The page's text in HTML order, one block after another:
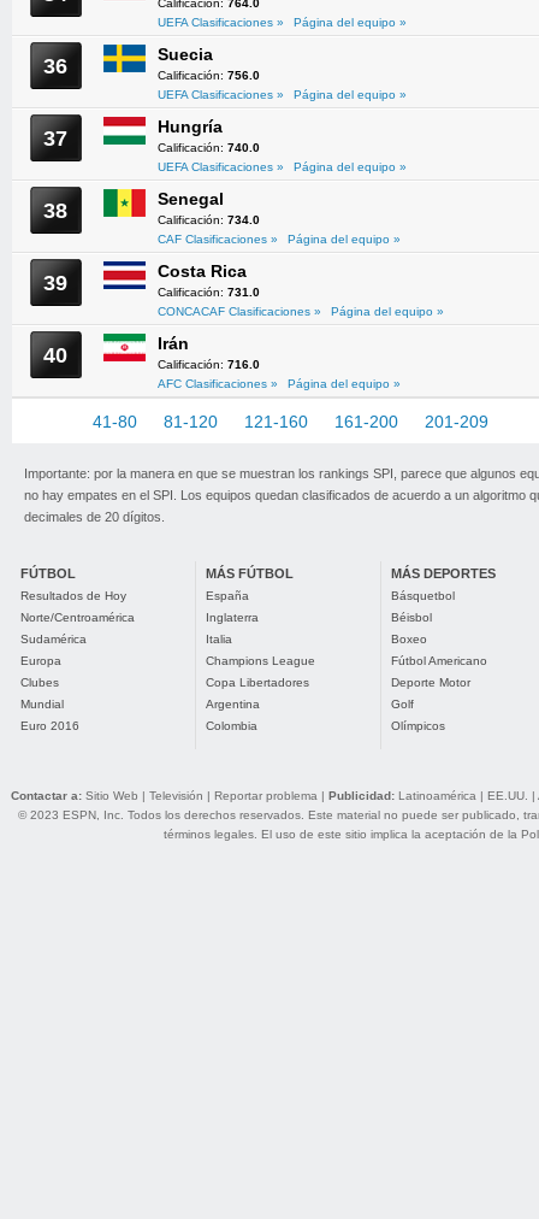
Calificación: 764.0
UEFA Clasificaciones »
Página del equipo »
36 Suecia
Calificación: 756.0
UEFA Clasificaciones »
Página del equipo »
37 Hungría
Calificación: 740.0
UEFA Clasificaciones »
Página del equipo »
38 Senegal
Calificación: 734.0
CAF Clasificaciones »
Página del equipo »
39 Costa Rica
Calificación: 731.0
CONCACAF Clasificaciones »
Página del equipo »
40 Irán
Calificación: 716.0
AFC Clasificaciones »
Página del equipo »
41-80 81-120 121-160 161-200 201-209
Importante: por la manera en que se muestran los rankings SPI, parece que algunos
no hay empates en el SPI. Los equipos quedan clasificados de acuerdo a un algoritmo
decimales de 20 dígitos.
FÚTBOL
Resultados de Hoy
Norte/Centroamérica
Sudamérica
Europa
Clubes
Mundial
Euro 2016
MÁS FÚTBOL
España
Inglaterra
Italia
Champions League
Copa Libertadores
Argentina
Colombia
MÁS DEPORTES
Básquetbol
Béisbol
Boxeo
Fútbol Americano
Deporte Motor
Golf
Olímpicos
Contactar a: Sitio Web | Televisión | Reportar problema | Publicidad: Latinoamérica | EE.UU. |
© 2023 ESPN, Inc. Todos los derechos reservados. Este material no puede ser publicado,
términos legales. El uso de este sitio implica la aceptación de la